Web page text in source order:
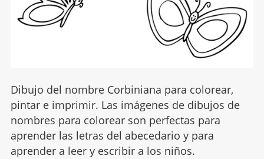
Dibujo del nombre Corbiniana para colorear,
pintar e imprimir. Las imágenes de dibujos de
nombres para colorear son perfectas para
aprender las letras del abecedario y para
aprender a leer y escribir a los niños.